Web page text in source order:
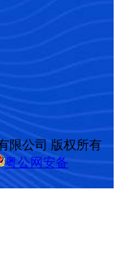
限公司 版权所有
粤公网安备